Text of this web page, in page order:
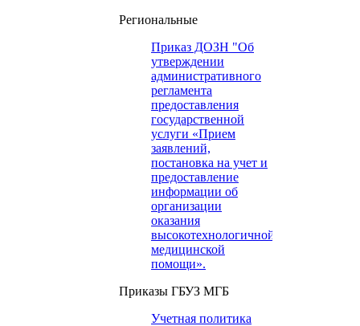
Региональные
Приказ ДОЗН "Об
утверждении
административного
регламента
предоставления
государственной
услуги «Прием
заявлений,
постановка на учет и
предоставление
информации об
организации
оказания
высокотехнологичной
медицинской
помощи».
Приказы ГБУЗ МГБ
Учетная политика